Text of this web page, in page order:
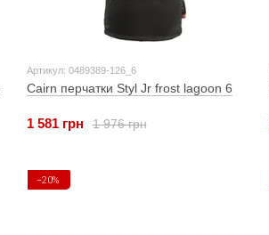
Артикул: 0489389-126_6
Cairn перчатки Styl Jr frost lagoon 6
1 976 грн
1 581 грн
−20%